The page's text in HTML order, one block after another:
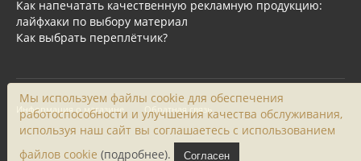
Как напечатать качественную рекламную продукцию:
лайфхаки по выбору материал
Как выбрать переплётчик?
Информация о магазине Обратная связь
Мы используем файлы cookie для обеспечения
работоспособности и улучшения качества обслуживания,
используя наш сайт вы соглашаетесь с использованием
файлов cookie (подробнее). Согласен